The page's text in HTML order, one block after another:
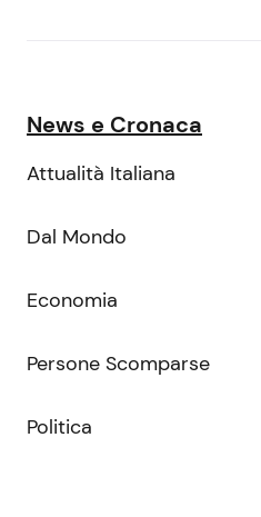
News e Cronaca
Attualità Italiana
Dal Mondo
Economia
Persone Scomparse
Politica